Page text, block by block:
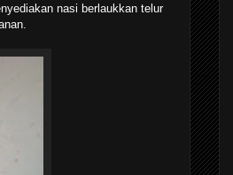
nasi berlaukkan telur